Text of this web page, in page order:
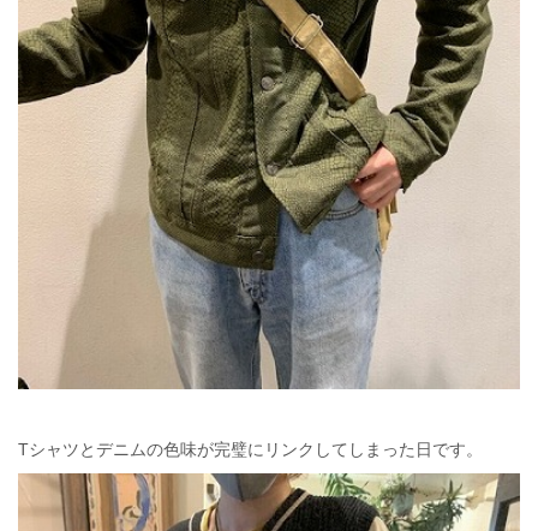
Tシャツとデニムの色味が完璧にリンクしてしまった日です。